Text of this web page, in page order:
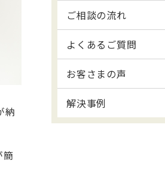
納
簡
ご相談の流れ
よくあるご質問
お客さまの声
解決事例